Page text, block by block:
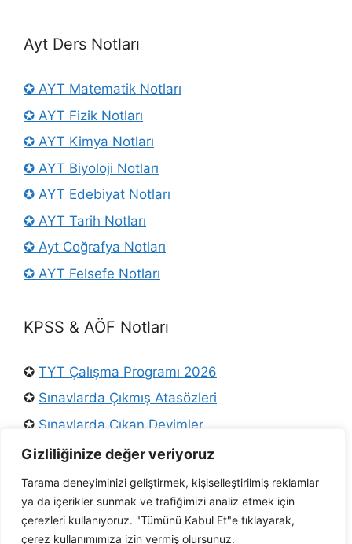
Gizliliğinize değer veriyoruz
Tarama deneyiminizi geliştirmek, kişiselleştirilmiş reklamlar
ya da içerikler sunmak ve trafiğimizi analiz etmek için
çerezleri kullanıyoruz. "Tümünü Kabul Et"e tıklayarak,
çerez kullanımımıza izin vermiş olursunuz.
Ayt Ders Notları
✪ AYT Matematik Notları
✪ AYT Fizik Notları
✪ AYT Kimya Notları
✪ AYT Biyoloji Notları
✪ AYT Edebiyat Notları
✪ AYT Tarih Notları
✪ Ayt Coğrafya Notları
✪ AYT Felsefe Notları
KPSS & AÖF Notları
✪ TYT Çalışma Programı 2026
✪ Sınavlarda Çıkmış Atasözleri
✪ Sınavlarda Çıkan Deyimler
✪Osmanlı Padişahları
✪KPSS Türkçe Konuları
✪Ders Arşivi Twitter
✪ AÖF Tarih Notları